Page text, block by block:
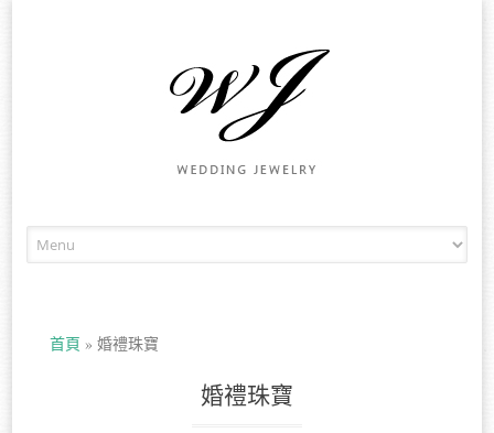
首頁 » 婚禮珠寶
婚禮珠寶